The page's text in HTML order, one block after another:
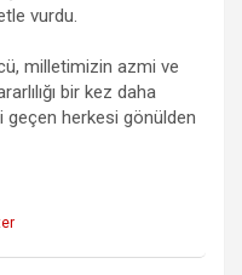
vurdu.
milletimizin azmi ve
bir kez daha
geçen herkesi gönülden